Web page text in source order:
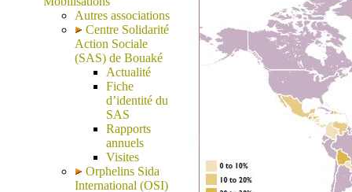
Autres associations
Centre Solidarité
Action Sociale
(SAS) de Bouaké
Actualité
Fiche
d’identité du
SAS
Rapports
annuels
Visites
Orphelins Sida
International (OSI)